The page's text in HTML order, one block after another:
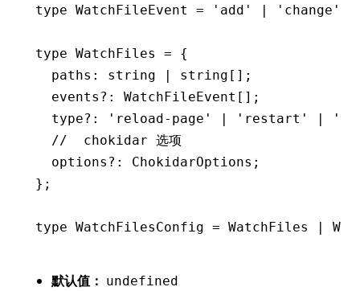
type WatchFileEvent = 'add' | 'change'
type WatchFiles = {
  paths
: string | string [];
  events
?: WatchFileEvent [];
  type
?: 'reload-page' | 'restart' |
  //  chokidar 选项
  options
?: ChokidarOptions ;
};
type WatchFilesConfig = WatchFiles |
默认值： undefined